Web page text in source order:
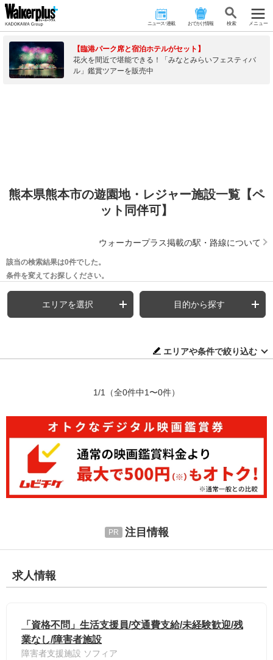
ニュース･連載 おでかけ情報 検 索 メニュー
【臨港パーク席と宿泊ホテルがセット】
花火を間近で堪能できる！「みなとみらいフェスティバ
ル」鑑賞ツアーを販売中
熊本県熊本市の遊園地・レジャー施設一覧【ペ
ット同伴可】
ウォーカープラス掲載の駅・路線について
該当の検索結果は0件でした。
条件を変えてお探しください。
エリアを選択 目的から探す
エリアや条件で絞り込む
1/1 （全0件中1〜0件）
注目情報
求人情報
「資格不問」生活支援員/交通費支給/未経験歓迎/残
業なし/障害者施設
障害者支援施設 ソフィア